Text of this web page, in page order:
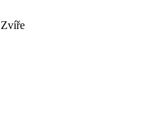
Zvíře